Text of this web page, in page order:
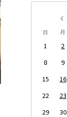
日 月
1 2
8
9
15
16
22
23
29
30